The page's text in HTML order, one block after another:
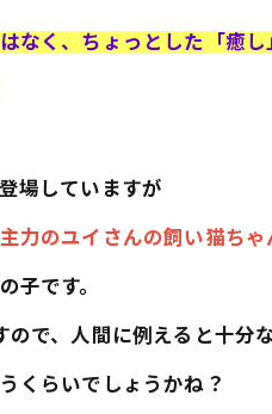
なく、ちょっとした「癒
場していますが
力のユイさんの飼い猫ちゃ
子です。
で、人間に例えると十分
くらいでしょうかね？